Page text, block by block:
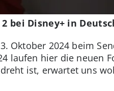
bei Disney+ in
Oktober 2024 beim
laufen hier die
ist, erwartet uns